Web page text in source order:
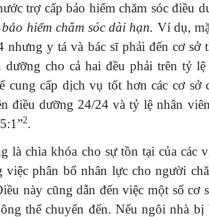
trợ cấp bảo hiểm chăm sóc điều
hiểm chăm sóc dài hạn. Ví dụ,
nhưng y tá và bác sĩ phải đến cơ sở
dưỡng cho cả hai đều phải trên tỷ
cấp dịch vụ tốt hơn các cơ sở
điều dưỡng 24/24 và tỷ lệ nhân
2.
là chìa khóa cho sự tồn tại của các
phân bổ nhân lực cho người
này cũng dẫn đến việc một số cơ
thể chuyển đến. Nếu ngôi nhà